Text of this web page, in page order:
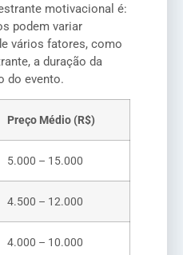
motivacional é:
podem variar
vários fatores, como
a duração da
do evento.
Preço Médio (R$)
5.000 – 15.000
4.500 – 12.000
4.000 – 10.000